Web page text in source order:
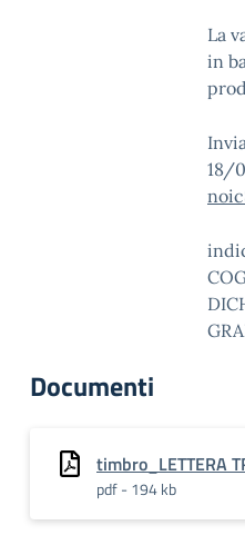
La
in
18/
Documenti
timbro_LETTERA
pdf - 194 kb